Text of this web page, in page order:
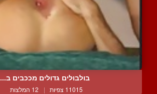
בולבולים גדולים מככבים ב...
11015 צפיות | 12 המלצות